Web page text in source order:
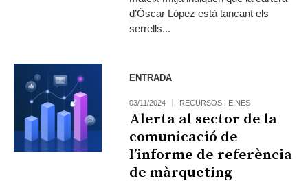
d’Óscar López està tancant els
serrells...
ENTRADA
03/11/2024 RECURSOS I EINES
Alerta al sector de la
comunicació de
l’informe de referència
de màrqueting